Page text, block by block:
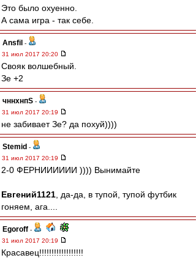
Это было охуенно.
А сама игра - так себе.
Ansfil -
31 июл 2017 20:20
Свояк волшебный.
Зе +2
чннхнпS -
31 июл 2017 20:19
не забивает Зе? да похуй))))
Stemid -
31 июл 2017 20:19
2-0 ФЕРНИИИИИИ )))) Вынимайте
Евгений1121 , да-да, в тупой, тупой футбик
гоняем, ага....
Egoroff -
31 июл 2017 20:19
Красавец!!!!!!!!!!!!!!!!!!